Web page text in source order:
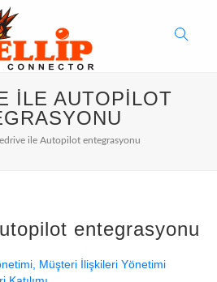
Search
ILE AUTOPILOT
ile Autopilot entegrasyonu
entegrasyonu
Müşteri İlişkileri Yönetimi